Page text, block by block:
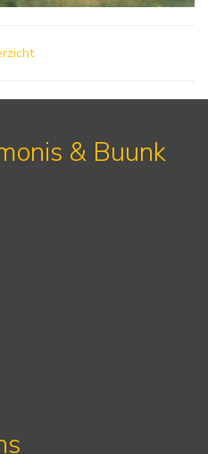
& Buunk